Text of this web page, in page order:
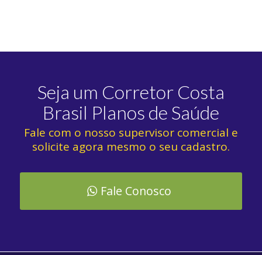
Seja um Corretor Costa
Brasil Planos de Saúde
Fale com o nosso supervisor comercial e
solicite agora mesmo o seu cadastro.
Fale Conosco